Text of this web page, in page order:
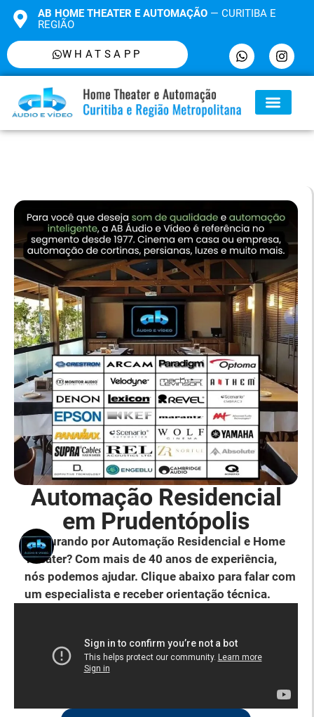
AB HOME THEATER E AUTOMAÇÃO— CURITIBA E
REGIÃO
WHATSAPP
Automação Residencial
em Prudentópolis
Procurando por Automação Residencial e Home
Theater? Com mais de 40 anos de experiência,
nós podemos ajudar. Clique abaixo para falar com
um especialista e receber orientação técnica.